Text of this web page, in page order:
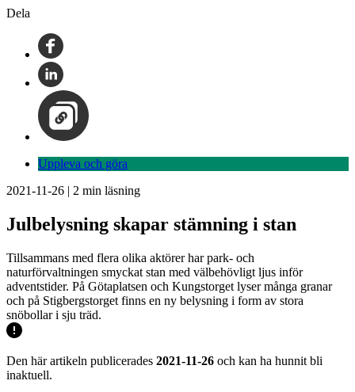
Dela
Uppleva och göra
2021-11-26 | 2 min läsning
Julbelysning skapar stämning i stan
Tillsammans med flera olika aktörer har park- och
naturförvaltningen smyckat stan med välbehövligt ljus inför
adventstider. På Götaplatsen och Kungstorget lyser många granar
och på Stigbergstorget finns en ny belysning i form av stora
snöbollar i sju träd.
Den här artikeln publicerades 2021-11-26 och kan ha hunnit bli
inaktuell.